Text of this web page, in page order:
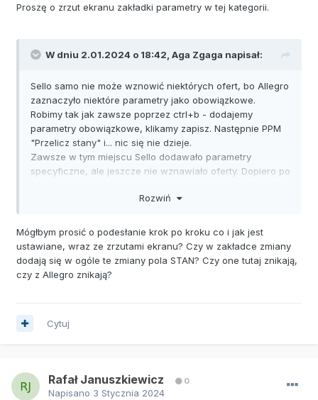
Proszę o zrzut ekranu zakładki parametry w tej kategorii.
W dniu 2.01.2024 o 18:42, Aga Zgaga napisał:
Sello samo nie może wznowić niektórych ofert, bo Allegro
zaznaczyło niektóre parametry jako obowiązkowe.
Robimy tak jak zawsze poprzez ctrl+b - dodajemy
parametry obowiązkowe, klikamy zapisz. Następnie PPM
"Przelicz stany" i... nic się nie dzieje.
Zawsze w tym miejscu Sello dodawało parametry
specyficzne, ale jeszcze nie wznawiało oferty. Dopiero po
Teraz zmiany specyficzne zostają usunięte i nic się nie
Rozwiń
Mógłbym prosić o podesłanie krok po kroku co i jak jest
ustawiane, wraz ze zrzutami ekranu? Czy w zakładce zmiany
dodają się w ogóle te zmiany pola STAN? Czy one tutaj znikają,
czy z Allegro znikają?
Cytuj
Rafał Januszkiewicz 0
Napisano 3 Stycznia 2024